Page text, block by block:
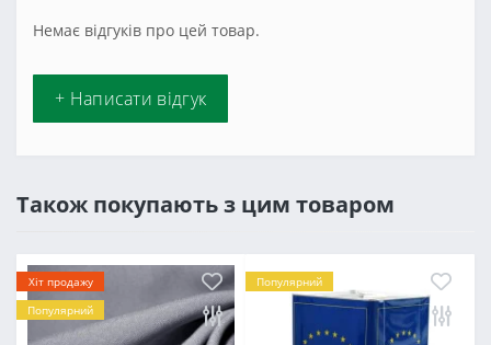
Немає відгуків про цей товар.
+ Написати відгук
Також покупають з цим товаром
Хіт продажу
Популярний
Популярний